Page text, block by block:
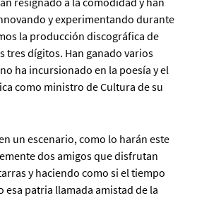
y experimentando durante
la producción discográfica de
tres dígitos. Han ganado varios
ha incursionado en la poesía y el
como ministro de Cultura de su
un escenario, como lo harán este
dos amigos que disfrutan
y haciendo como si el tiempo
esa patria llamada amistad de la